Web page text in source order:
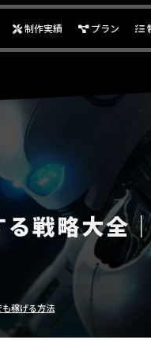
制作実績 プラン
稼げる方法
戦略大全